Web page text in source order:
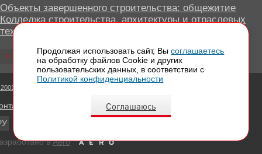
Объекты завершенного строительства: общежитие
Колледжа строительства, архитектуры и отраслевых
технологий, Липецк
Все новости
- 2026 Вентилируемые фасады КРАСПАН
информация
вAero
Продолжая использовать сайт, Высоглашаетесь
на обработку файлов Сookie и других
пользовательских данных, в соответствии с
Политикой конфиденциальности
Соглашаюсь